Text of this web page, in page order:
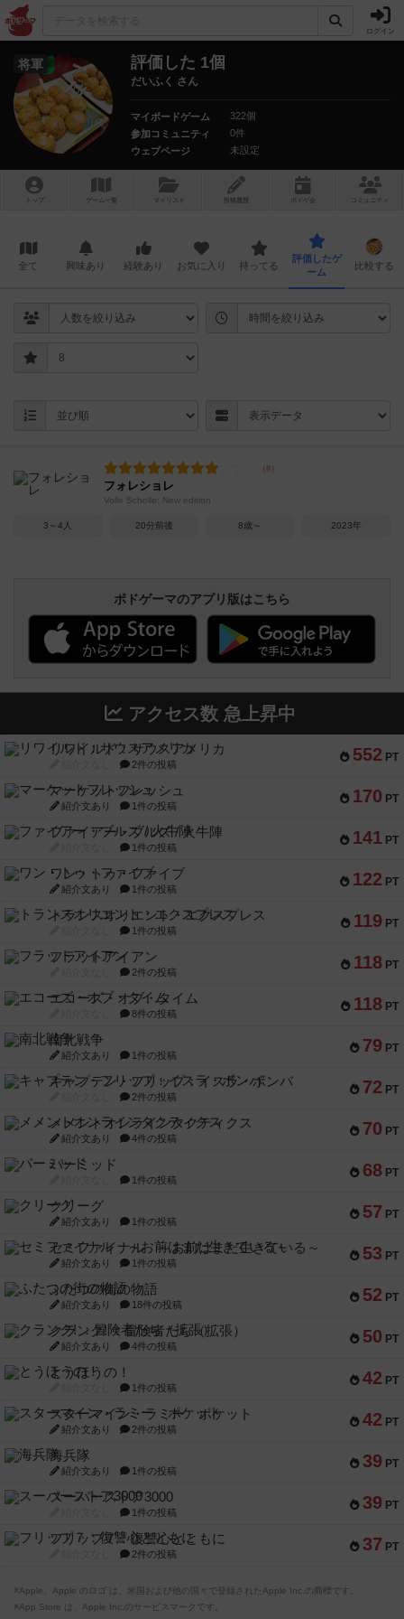
ログイン
将軍 評価した 1個
だいふく さん
マイボードゲーム
322個
参加コミュニティ
0件
ウェブページ
未設定
トップ ゲーム一覧 マイリスト 投稿履歴 ボ ドゲ コミュニティ
全て 興味あり 経験あり お気に入り 持ってる
評価したゲ
ーム
比較する
フォレショレ
Volle Scholle: New edition
3～4人 20分前後 8歳～ 2023年
ボドゲーマのアプリ版はこちら
アクセス数 急上昇中
552 PT
リワイルド：サウスアメリカ
2件の投稿
170 PT
マーケットフレッシュ
紹介文あり 1件の投稿
141 PT
ファイアー・ブルズ / 火牛陣
1件の投稿
122 PT
ワン・トゥ・ファイブ
紹介文あり 1件の投稿
119 PT
トランスオリエント・エクスプレス
1件の投稿
118 PT
フラットアイアン
2件の投稿
118 PT
エコーズ・オブ・タイム
8件の投稿
79 PT
南北戦争
紹介文あり 1件の投稿
72 PT
キャプテン・フリップ：イスラ・ボンバ
2件の投稿
70 PT
メメントオンラインタクティクス
紹介文あり 4件の投稿
68 PT
パーミッド
1件の投稿
57 PT
クリーグ
紹介文あり 1件の投稿
53 PT
セミファイナル ～お前はまだ生きている～
紹介文あり 1件の投稿
52 PT
ふたつの街の物語
紹介文あり 18件の投稿
50 PT
クランク! ：冒険者たち（拡張）
紹介文あり 4件の投稿
42 PT
とうほうの！
1件の投稿
42 PT
スターマイン・ラミー ポケット
紹介文あり 2件の投稿
39 PT
海兵隊
紹介文あり 1件の投稿
39 PT
スーパーストア3000
1件の投稿
37 PT
フリップ７：復讐心とともに
2件の投稿
※Apple、Apple のロゴ は、米国および他の国々で登録されたApple Inc.の商標です。
※App Store は、Apple Inc.のサービスマークです。